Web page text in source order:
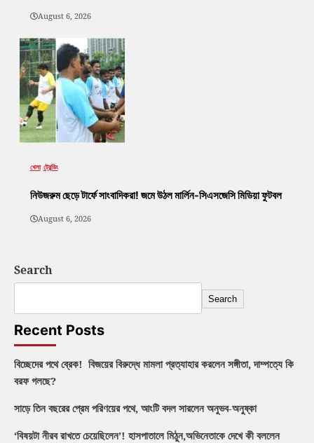
August 6, 2026
খেলা ট্রেন্ডিং
নিউজরুম ছেড়ে টার্ফে সাংবাদিকরা! জমে উঠল মার্লিন-সিএসজেসি মিডিয়া ফুটবল
August 6, 2026
Search
Search
Recent Posts
বিচ্ছেদের পথে ব্রেক! বিজয়ের বিরুদ্ধে মামলা প্রত্যাহার করলেন সঙ্গীতা, দাম্পত্যে কি
বরফ গলছে?
সাড়ে তিন বছরের প্রেম পরিণয়ের পথে, আংটি বদল সারলেন অনুভব-অনুষ্কা
‘বিষয়টা নীরব রাখতে চেয়েছিলেন’! হাসপাতালে মিঠুন,অভিনেতাকে দেখে কী বললেন